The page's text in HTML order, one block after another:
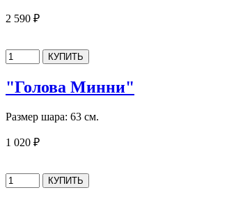
2 590 ₽
"Голова Минни"
Размер шара: 63 см.
1 020 ₽